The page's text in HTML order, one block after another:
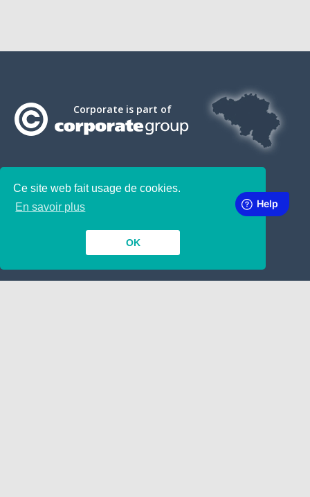
Ce site web fait usage de cookies.
En savoir plus
OK
Corporate is part of
SUBSCRIBE TO OUR NEWSLETTER